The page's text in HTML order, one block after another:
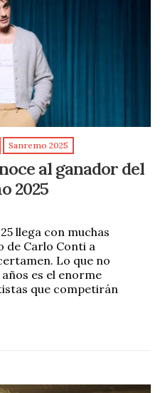
Sanremo 2025
al ganador del
2025
llega con muchas
de Carlo Conti a
Lo que no
es el enorme
que competirán